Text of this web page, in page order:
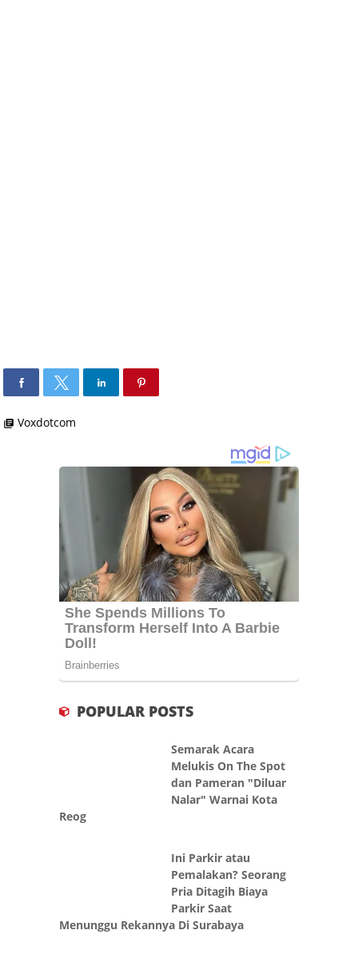
library_books Voxdotcom
POPULAR POSTS
Semarak Acara
Melukis On The Spot
dan Pameran "Diluar
Nalar" Warnai Kota
Reog
Ini Parkir atau
Pemalakan? Seorang
Pria Ditagih Biaya
Parkir Saat
Menunggu Rekannya Di Surabaya